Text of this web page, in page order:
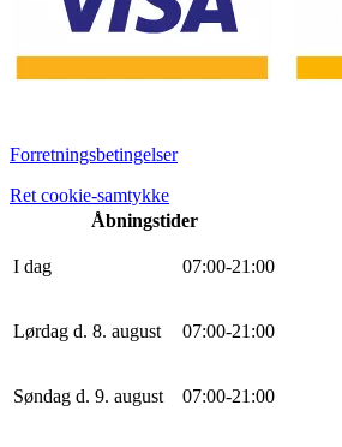
Forretningsbetingelser
Ret cookie-samtykke
Åbningstider
I dag 07:00-21 :00
Lørdag d. 8. august 07:00-21 :00
Søndag d. 9. august 07:00-21 :00